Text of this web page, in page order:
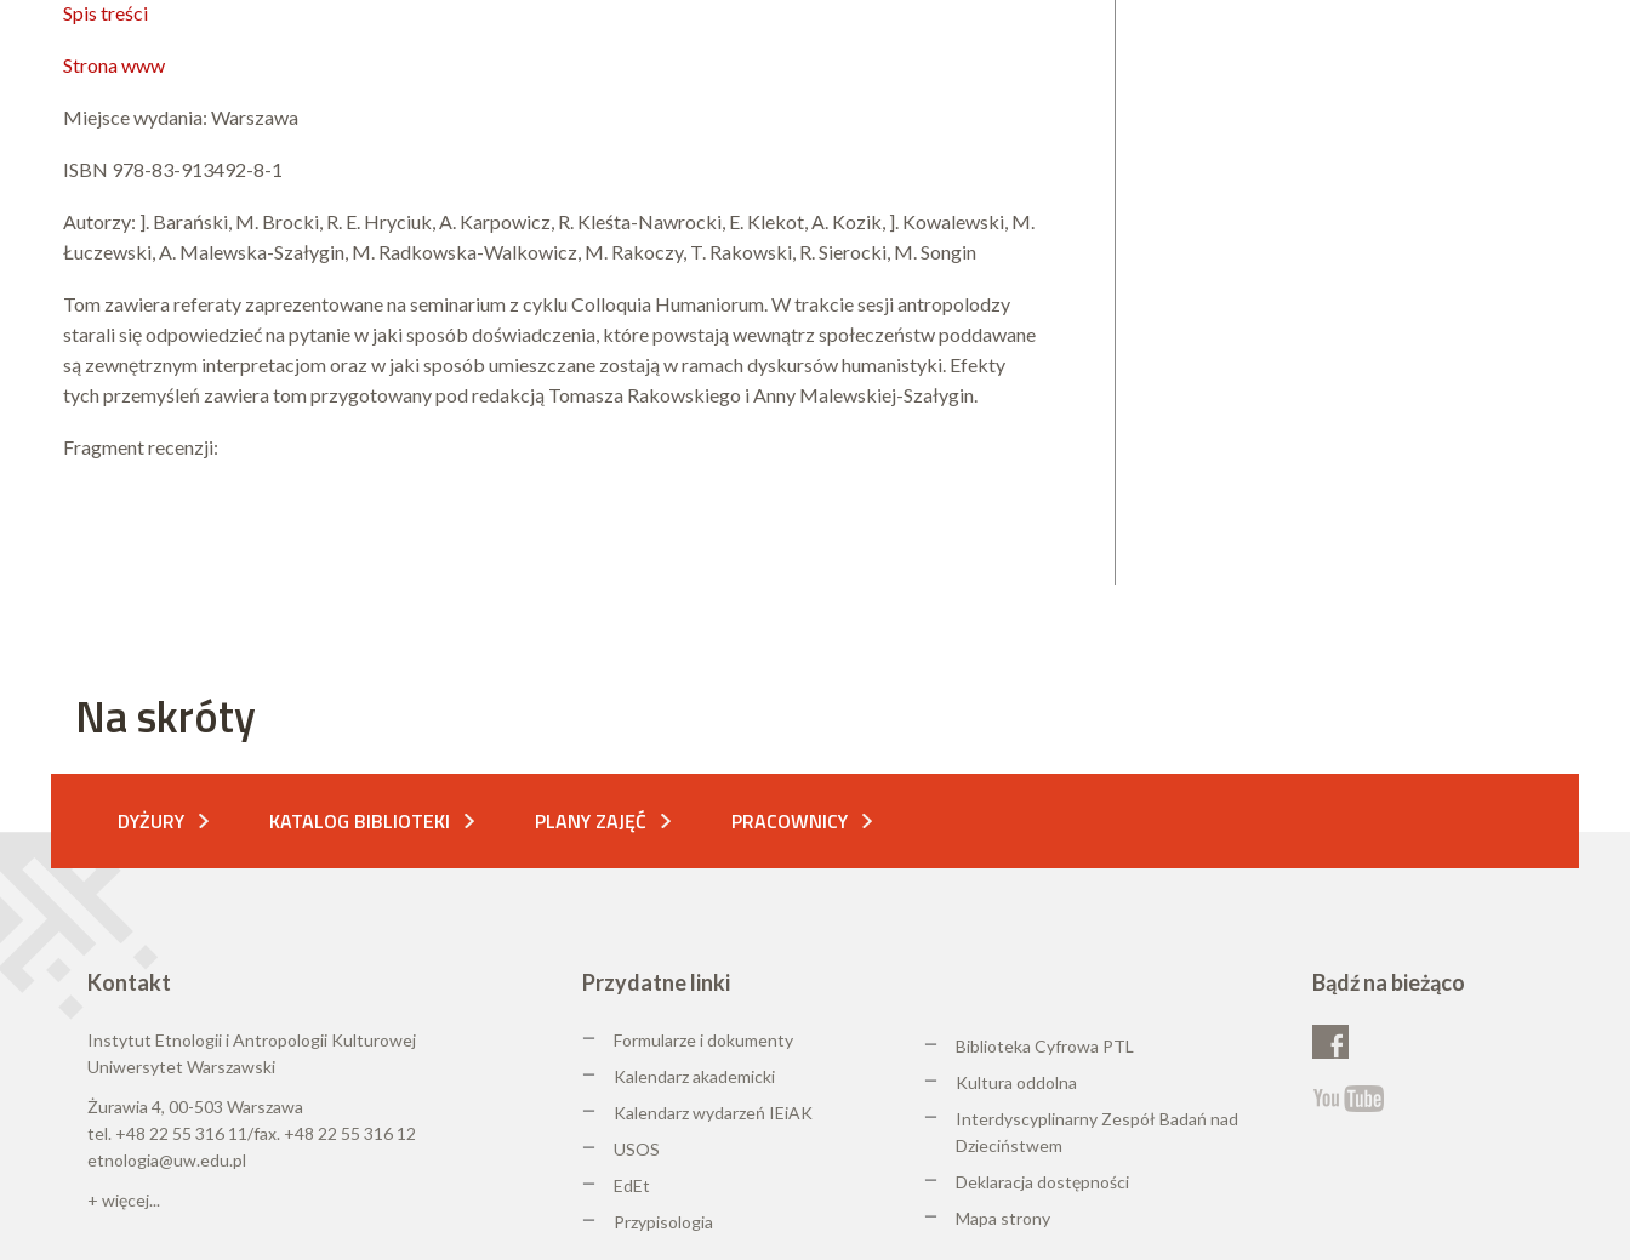
Spis treści
Strona www
Miejsce wydania: Warszawa
ISBN 978-83-913492-8-1
Autorzy: ]. Barański, M. Brocki, R. E. Hryciuk, A. Karpowicz, R. Kleśta-Nawrocki, E. Klekot, A. Kozik, ]. Kowalewski, M.
Łuczewski, A. Malewska-Szałygin, M. Radkowska-Walkowicz, M. Rakoczy, T. Rakowski, R. Sierocki, M. Songin
Tom zawiera referaty zaprezentowane na seminarium z cyklu Colloquia Humaniorum. W trakcie sesji antropolodzy
starali się odpowiedzieć na pytanie w jaki sposób doświadczenia, które powstają wewnątrz społeczeństw poddawane
są zewnętrznym interpretacjom oraz w jaki sposób umieszczane zostają w ramach dyskursów humanistyki. Efekty
tych przemyśleń zawiera tom przygotowany pod redakcją Tomasza Rakowskiego i Anny Malewskiej-Szałygin.
Fragment recenzji:
Na skróty
DYŻURY KATALOG BIBLIOTEKI PLANY ZAJĘĆ PRACOWNICY
Kontakt
Instytut Etnologii i Antropologii Kulturowej
Uniwersytet Warszawski
Żurawia 4, 00-503 Warszawa
tel. +48 22 55 316 11/fax. +48 22 55 316 12
etnologia@uw.edu.pl
+ więcej...
Przydatne linki
Formularze i dokumenty
Kalendarz akademicki
Kalendarz wydarzeń IEiAK
USOS
EdEt
Przypisologia
Biblioteka Cyfrowa PTL
Kultura oddolna
Interdyscyplinarny Zespół Badań nad
Dzieciństwem
Deklaracja dostępności
Mapa strony
Bądź na bieżąco